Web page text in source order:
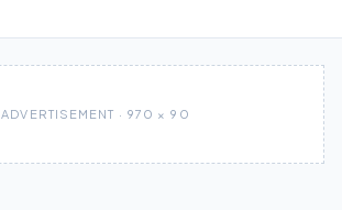
ADVERTISEMENT · 970 × 90